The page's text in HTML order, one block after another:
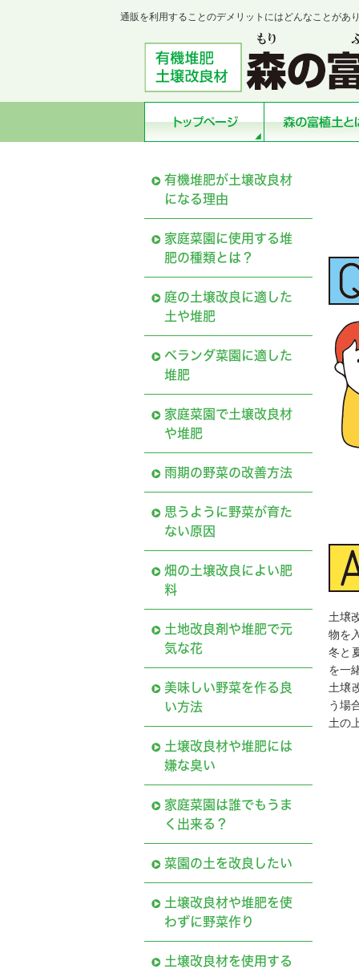
通販を利用することのデメリットにはどんなことがあ
有機堆肥が土壌改良材
になる理由
家庭菜園に使用する堆
肥の種類とは？
庭の土壌改良に適した
土や堆肥
ベランダ菜園に適した
堆肥
家庭菜園で土壌改良材
や堆肥
雨期の野菜の改善方法
思うように野菜が育た
ない原因
畑の土壌改良によい肥
料
土地改良剤や堆肥で元
気な花
美味しい野菜を作る良
い方法
土壌改良材や堆肥には
嫌な臭い
家庭菜園は誰でもうま
く出来る？
菜園の土を改良したい
土壌改良材や堆肥を使
わずに野菜作り
土壌改良材を使用する
土壌
物を
冬と
を一
土壌
う場
土の